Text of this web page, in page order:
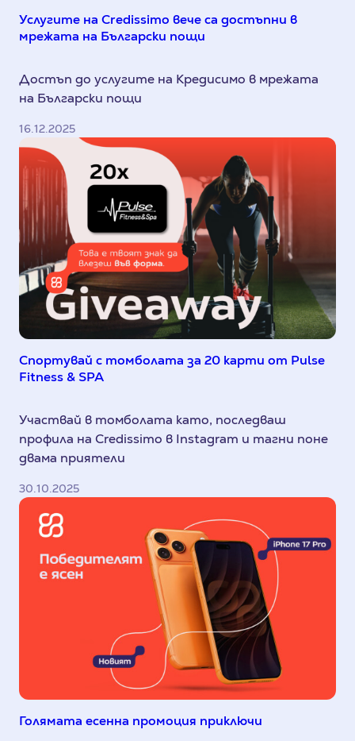
Услугите на Credissimo вече са достъпни в
мрежата на Български пощи
Достъп до услугите на Кредисимо в мрежата
на Български пощи
16.12.2025
Спортувай с томболата за 20 карти от Pulse
Fitness & SPA
Участвай в томболата като, последваш
профила на Credissimo в Instagram и тагни поне
двама приятели
30.10.2025
Голямата есенна промоция приключи